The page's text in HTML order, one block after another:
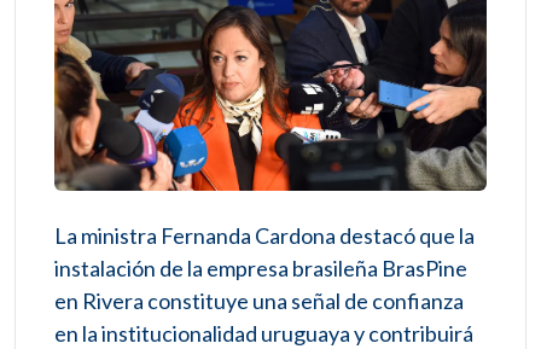
La ministra Fernanda Cardona destacó que la
instalación de la empresa brasileña BrasPine
en Rivera constituye una señal de confianza
en la institucionalidad uruguaya y contribuirá